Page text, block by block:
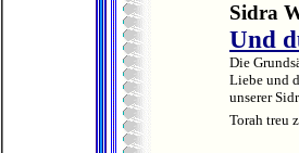
Sidra
Und
Die
Liebe und
unserer
Torah treu